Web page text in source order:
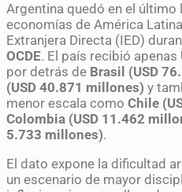
Argentina quedó en el
economías de América
Extranjera Directa (IED)
OCDE. El país recibió apenas
por detrás de Brasil (USD
(USD 40.871 millones) y
menor escala como Chile
Colombia (USD 11.462
5.733 millones).
El dato expone la dificultad
un escenario de mayor